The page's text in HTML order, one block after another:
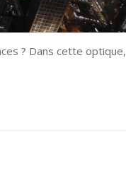
? Dans cette optique,